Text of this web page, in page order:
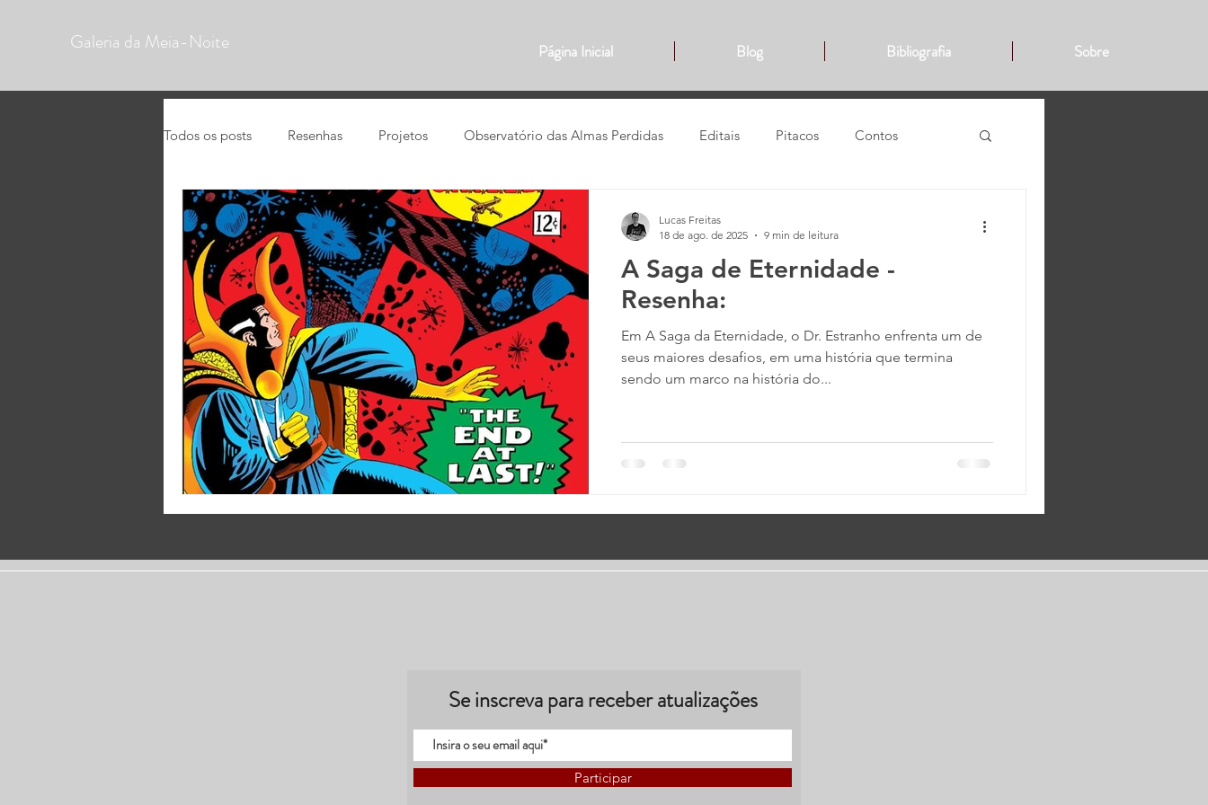
Galeria da Meia-Noite Página Inicial Blog Bibliografia Sobre
Todos os posts Resenhas Projetos Observatório das Almas Perdidas Editais Pitacos Contos
HQs Análises Mangás Filmes Traduções
A Saga de Eternidade -
Resenha:
Em A Saga da Eternidade, o Dr. Estranho enfrenta um de
seus maiores desafios, em uma história que termina
sendo um marco na história do...
Lucas Freitas
18 de ago. de 2025
9 min de leitura
Se inscreva para receber atualizações
Participar